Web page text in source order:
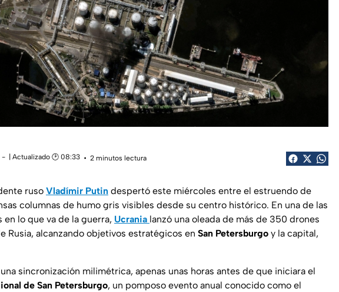
| Actualizado 🕑 08:33
2 minutos lectura
ruso Vladímir Putin despertó este miércoles entre el estruendo de
columnas de humo gris visibles desde su centro histórico. En una de las
en lo que va de la guerra, Ucrania lanzó una oleada de más de 350 drones
Rusia, alcanzando objetivos estratégicos en San Petersburgo y la capital,
sincronización milimétrica, apenas unas horas antes de que iniciara el
de San Petersburgo, un pomposo evento anual conocido como el